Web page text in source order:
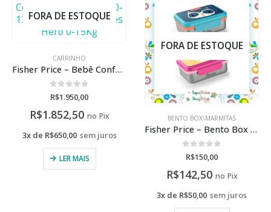
FORA DE ESTOQUE
CARRINHO
Fisher Price – Bebê Conforto Heritage Fix 0-13Kg e Carrinho Moisés Hero 0-15Kg
0de 5
R$1.950,00
R$1.852,50 no Pix
3x de R$650,00 sem juros
LER MAIS
FORA DE ESTOQUE
BENTO BOX\MARMITAS
Fisher Price – Bento Box Aço Inox Hot & Cold Com Gravação A Laser
0de 5
R$150,00
R$142,50 no Pix
3x de R$50,00 sem juros